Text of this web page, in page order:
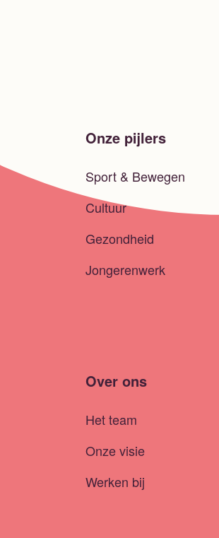
Onze pijlers
Sport & Bewegen
Cultuur
Gezondheid
Jongerenwerk
Over ons
Het team
Onze visie
Werken bij